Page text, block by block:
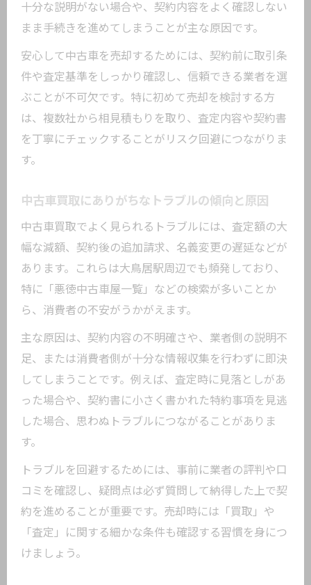
十分な説明がない場合や、契約内容をよく確認しない
まま手続きを進めてしまうことが主な原因です。
安心して中古車を売却するためには、契約前に取引条
件や査定基準をしっかり確認し、信頼できる業者を選
ぶことが不可欠です。特に初めて売却を検討する方
は、複数社から相見積もりを取り、査定内容や契約書
を丁寧にチェックすることがリスク回避につながりま
す。
中古車買取にありがちなトラブルの傾向と原因
中古車買取でよく見られるトラブルには、査定額の大
幅な減額、契約後の追加請求、名義変更の遅延などが
あります。これらは大鳥居駅周辺でも頻発しており、
特に「悪徳中古車屋一覧」などの検索が多いことか
ら、消費者の不安がうかがえます。
主な原因は、契約内容の不明確さや、業者側の説明不
足、または消費者側が十分な情報収集を行わずに即決
してしまうことです。例えば、査定時に見落としがあ
った場合や、契約書に小さく書かれた特約事項を見逃
した場合、思わぬトラブルにつながることがありま
す。
トラブルを回避するためには、事前に業者の評判や口
コミを確認し、疑問点は必ず質問して納得した上で契
約を進めることが重要です。売却時には「買取」や
「査定」に関する細かな条件も確認する習慣を身につ
けましょう。